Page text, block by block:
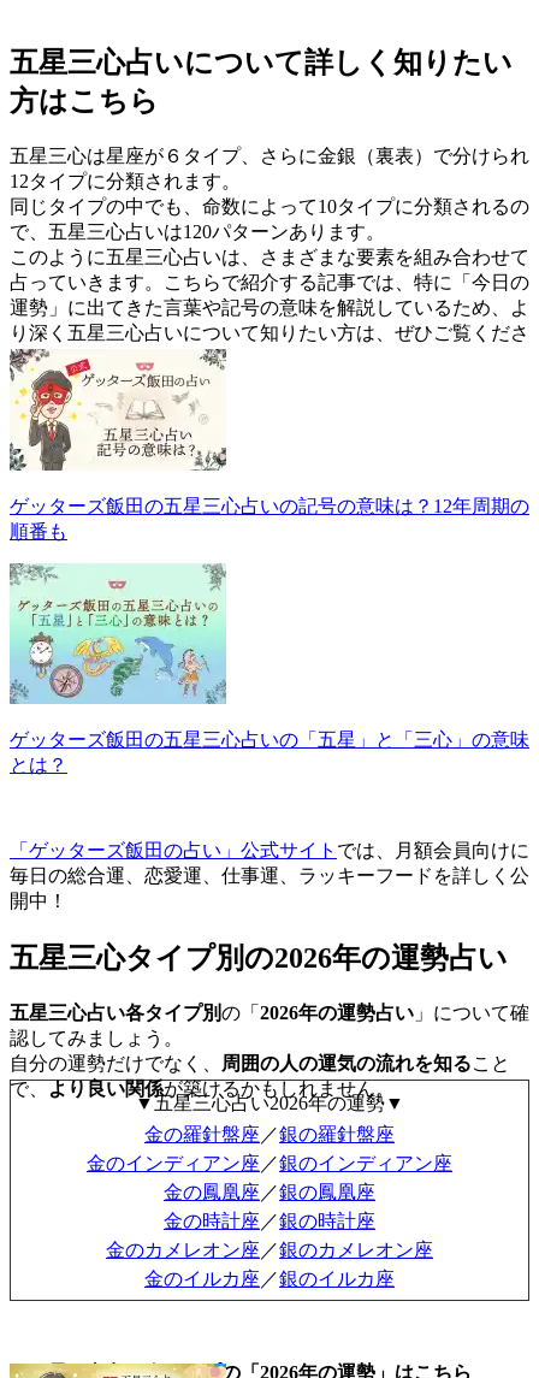
五星三心占いについて詳しく知りたい
方はこちら
五星三心は星座が６タイプ、さらに金銀（裏表）で分けられ
12タイプに分類されます。
同じタイプの中でも、命数によって10タイプに分類されるの
で、五星三心占いは120パターンあります。
このように五星三心占いは、さまざまな要素を組み合わせて
占っていきます。こちらで紹介する記事では、特に「今日の
運勢」に出てきた言葉や記号の意味を解説しているため、よ
り深く五星三心占いについて知りたい方は、ぜひご覧くださ
い。
ゲッターズ飯田の五星三心占いの記号の意味は？12年周期の
順番も
ゲッターズ飯田の五星三心占いの「五星」と「三心」の意味
とは？
「ゲッターズ飯田の占い」公式サイト では、月額会員向けに
毎日の総合運、恋愛運、仕事運、ラッキーフードを詳しく公
開中！
五星三心タイプ別の2026年の運勢占い
五星三心占い各タイプ別の「 2026年の運勢占い 」について確
認してみましょう。
自分の運勢だけでなく、
周囲の人の運気の流れを知ること
で、
より良い関係が築けるかもしれません。
▼五星三心占い2026年の運勢▼
金の羅針盤座 ／銀の羅針盤座
金のインディアン座 ／銀のインディアン座
金の鳳凰座 ／銀の鳳凰座
金の時計座 ／銀の時計座
金のカメレオン座 ／銀のカメレオン座
金のイルカ座 ／銀のイルカ座
▼五星三心占い全タイプの「2026年の運勢」はこちら